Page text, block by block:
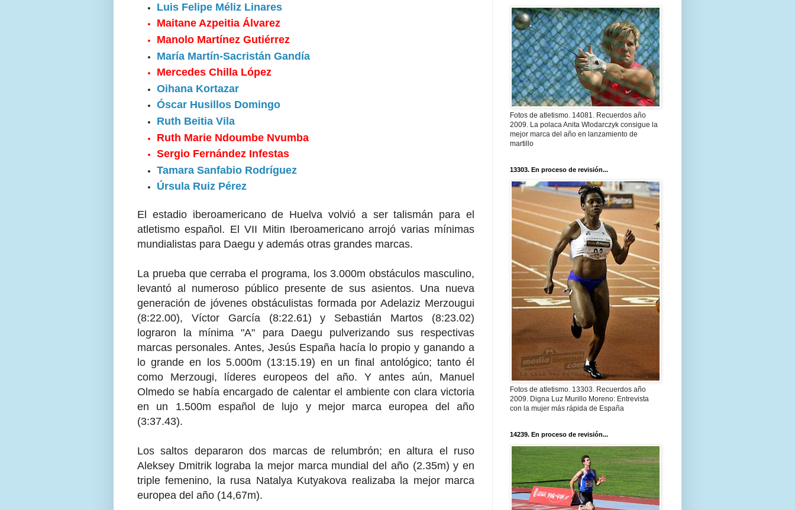
Luis Felipe Méliz Linares
Maitane Azpeitia Álvarez
Manolo Martínez Gutiérrez
María Martín-Sacristán Gandía
Mercedes Chilla López
Oihana Kortazar
Óscar Husillos Domingo
Ruth Beitia Vila
Ruth Marie Ndoumbe Nvumba
Sergio Fernández Infestas
Tamara Sanfabio Rodríguez
Úrsula Ruiz Pérez
El estadio iberoamericano de Huelva volvió a ser talismán para el
atletismo español. El VII Mitin Iberoamericano arrojó varias mínimas
mundialistas para Daegu y además otras grandes marcas.
La prueba que cerraba el programa, los 3.000m obstáculos masculino,
levantó al numeroso público presente de sus asientos. Una nueva
generación de jóvenes obstáculistas formada por Adelaziz Merzougui
(8:22.00), Víctor García (8:22.61) y Sebastián Martos (8:23.02)
lograron la mínima "A" para Daegu pulverizando sus respectivas
marcas personales. Antes, Jesús España hacía lo propio y ganando a
lo grande en los 5.000m (13:15.19) en un final antológico; tanto él
como Merzougi, líderes europeos del año. Y antes aún, Manuel
Olmedo se había encargado de calentar el ambiente con clara victoria
en un 1.500m español de lujo y mejor marca europea del año
(3:37.43).
Los saltos depararon dos marcas de relumbrón; en altura el ruso
Aleksey Dmitrik lograba la mejor marca mundial del año (2.35m) y en
triple femenino, la rusa Natalya Kutyakova realizaba la mejor marca
europea del año (14,67m).
Fotos de atletismo. 14081. Recuerdos año
2009. La polaca Anita Wlodarczyk consigue la
mejor marca del año en lanzamiento de
martillo
13303. En proceso de revisión...
Fotos de atletismo. 13303. Recuerdos año
2009. Digna Luz Murillo Moreno: Entrevista
con la mujer más rápida de España
14239. En proceso de revisión...